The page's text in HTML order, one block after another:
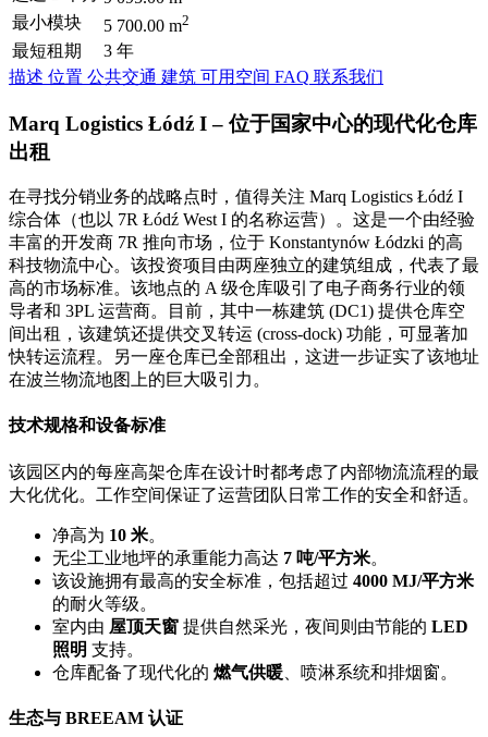
最小模块 5 700.00 m2
最短租期
3 年
描述 位置 公共交通 建筑 可用空间 FAQ 联系我们
Marq Logistics Łódź I – 位于国家中心的现代化仓库
出租
在寻找分销业务的战略点时，值得关注 Marq Logistics Łódź I
综合体（也以 7R Łódź West I 的名称运营）。这是一个由经验
丰富的开发商 7R 推向市场，位于 Konstantynów Łódzki 的高
科技物流中心。该投资项目由两座独立的建筑组成，代表了最
高的市场标准。该地点的 A 级仓库吸引了电子商务行业的领
导者和 3PL 运营商。目前，其中一栋建筑 (DC1) 提供仓库空
间出租，该建筑还提供交叉转运 (cross-dock) 功能，可显著加
快转运流程。另一座仓库已全部租出，这进一步证实了该地址
在波兰物流地图上的巨大吸引力。
技术规格和设备标准
该园区内的每座高架仓库在设计时都考虑了内部物流流程的最
大化优化。工作空间保证了运营团队日常工作的安全和舒适。
净高为 10 米。
无尘工业地坪的承重能力高达 7 吨/平方米。
该设施拥有最高的安全标准，包括超过 4000 MJ/平方米
的耐火等级。
室内由 屋顶天窗 提供自然采光，夜间则由节能的 LED
照明 支持。
仓库配备了现代化的 燃气供暖 、喷淋系统和排烟窗。
生态与 BREEAM 认证